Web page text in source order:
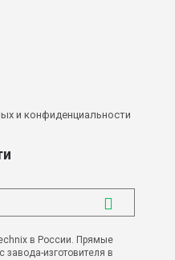
и конфиденциальности
в России. Прямые
завода-изготовителя в